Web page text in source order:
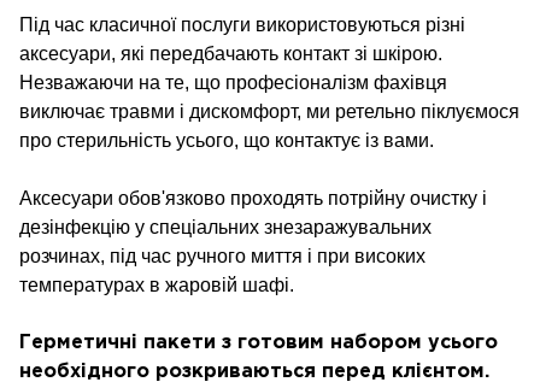
Під час класичної послуги використовуються різні
аксесуари, які передбачають контакт зі шкірою.
Незважаючи на те, що професіоналізм фахівця
виключає травми і дискомфорт, ми ретельно піклуємося
про стерильність усього, що контактує із вами.
Аксесуари обов'язково проходять потрійну очистку і
дезінфекцію у спеціальних знезаражувальних
розчинах, під час ручного миття і при високих
температурах в жаровій шафі.
Герметичні пакети з готовим набором усього
необхідного розкриваються перед клієнтом.